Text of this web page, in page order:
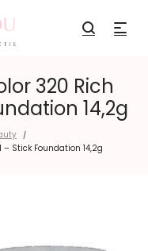
320 Rich
14,2g
/
Stick Foundation 14,2g